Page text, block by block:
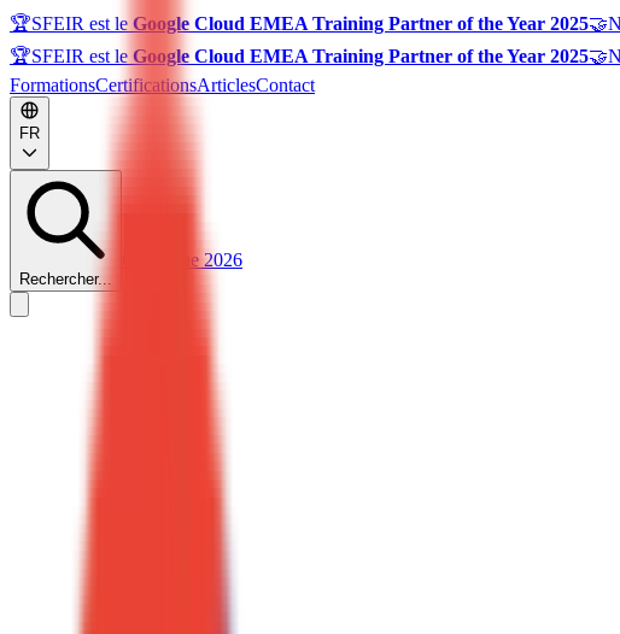
🏆SFEIR est le Google Cloud EMEA Training Partner of the Year 2025🤝
🏆SFEIR est le Google Cloud EMEA Training Partner of the Year 2025🤝
FormationsCertificationsArticlesContact
FR
Rechercher...
Catalogue 2026